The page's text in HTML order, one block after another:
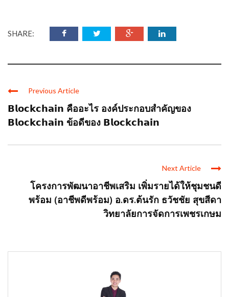
SHARE:
Previous Article
𝗕𝗹𝗼𝗰𝗸𝗰𝗵𝗮𝗶𝗻 คืออะไร องค์ประกอบสำคัญของ
𝗕𝗹𝗼𝗰𝗸𝗰𝗵𝗮𝗶𝗻 ข้อดีของ 𝗕𝗹𝗼𝗰𝗸𝗰𝗵𝗮𝗶𝗻
Next Article
โครงการพัฒนาอาชีพเสริม เพิ่มรายได้ให้ชุมชนดี
พร้อม (อาชีพดีพร้อม) อ.ดร.ต้นรัก ธวัชชัย สุขสีดา
วิทยาลัยการจัดการเพชรเกษม